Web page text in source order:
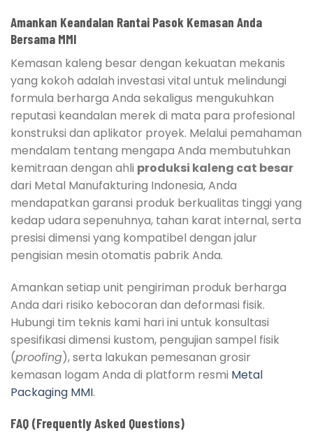
Amankan Keandalan Rantai Pasok Kemasan Anda
Bersama MMI
Kemasan kaleng besar dengan kekuatan mekanis
yang kokoh adalah investasi vital untuk melindungi
formula berharga Anda sekaligus mengukuhkan
reputasi keandalan merek di mata para profesional
konstruksi dan aplikator proyek. Melalui pemahaman
mendalam tentang mengapa Anda membutuhkan
kemitraan dengan ahli produksi kaleng cat besar
dari Metal Manufakturing Indonesia, Anda
mendapatkan garansi produk berkualitas tinggi yang
kedap udara sepenuhnya, tahan karat internal, serta
presisi dimensi yang kompatibel dengan jalur
pengisian mesin otomatis pabrik Anda.
Amankan setiap unit pengiriman produk berharga
Anda dari risiko kebocoran dan deformasi fisik.
Hubungi tim teknis kami hari ini untuk konsultasi
spesifikasi dimensi kustom, pengujian sampel fisik
(proofing), serta lakukan pemesanan grosir
kemasan logam Anda di platform resmi Metal
Packaging MMI.
FAQ (Frequently Asked Questions)